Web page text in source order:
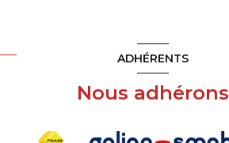
ADHÉRENTS
Nous adhérons